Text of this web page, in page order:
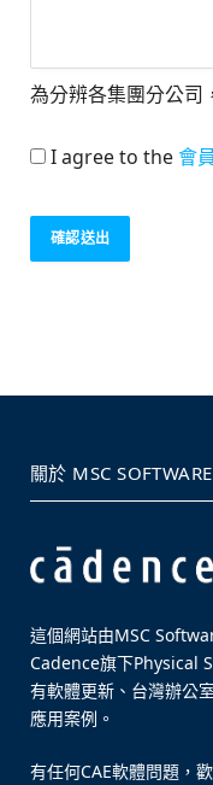
為分辨各集團分公司
I agree to the會
關於 MSC
這個網站由MSC
Cadence旗下Physical
有軟體更新、台灣辦公
應用案例。
有任何CAE軟體問題，